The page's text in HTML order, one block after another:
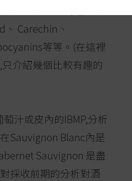
、 Carechin、
等等。(在這裡
介紹幾個比較有趣的
萄汁或皮內的IBMP,分析
Sauvignon Blanc內是
Sauvignon 是盡
採收前期的分析對酒